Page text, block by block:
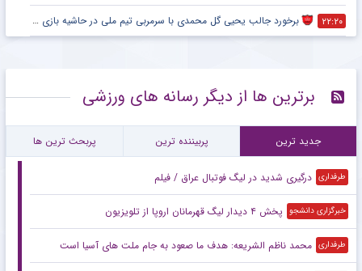
۲۲:۲۰ برخورد جالب یحیی گل محمدی با سرمربی تیم ملی در حاشیه بازی پرسپولیس
برترین ها از دیگر رسانه های ورزشی
جدید ترین پربیننده ترین پربحث ترین ها
طرفداری درگیری شدید در لیگ فوتبال عراق / فیلم
خبرگزاری دانشجو پخش ۴ دیدار لیگ قهرمانان اروپا از تلویزیون
طرفداری محمد ناظم الشریعه: هدف ما صعود به جام ملت های آسیا است